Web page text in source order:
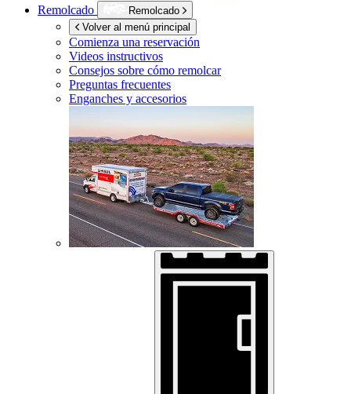
Remolcado
Remolcado
Volver al menú principal
Comienza una reservación
Videos instructivos
Consejos sobre cómo remolcar
Preguntas frecuentes
Enganches y accesorios